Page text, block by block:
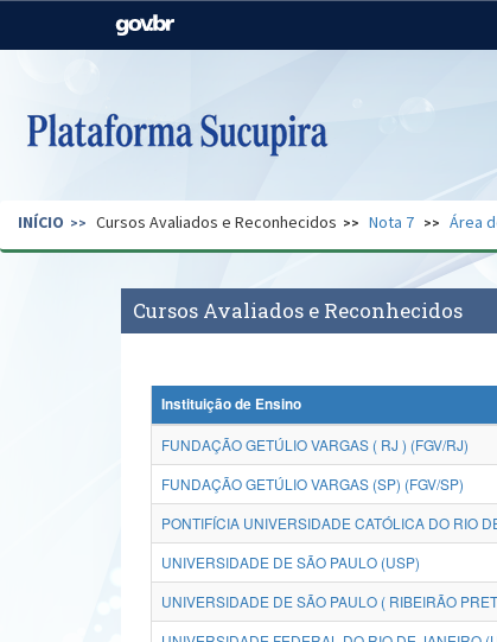
Casa Civil
Pecuária e Abastecimento
Secretaria de Governo Gabinete de Segurança
INÍCIO Cursos Avaliados e Reconhecidos Nota 7 Área
Cursos Avaliados e Reconhecidos
Instituição de Ensino
FUNDAÇÃO GETÚLIO VARGAS ( RJ ) (FGV/RJ)
FUNDAÇÃO GETÚLIO VARGAS (SP) (FGV/SP)
PONTIFÍCIA UNIVERSIDADE CATÓLICA DO RIO
UNIVERSIDADE DE SÃO PAULO (USP)
UNIVERSIDADE DE SÃO PAULO ( RIBEIRÃO